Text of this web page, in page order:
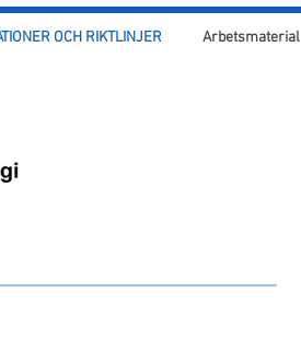
OCH RIKTLINJER Arbetsmaterial